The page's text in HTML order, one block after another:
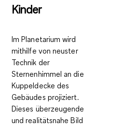
Kinder
Im Planetarium wird
mithilfe von neuster
Technik der
Sternenhimmel an die
Kuppeldecke des
Gebäudes projiziert.
Dieses überzeugende
und realitätsnahe Bild